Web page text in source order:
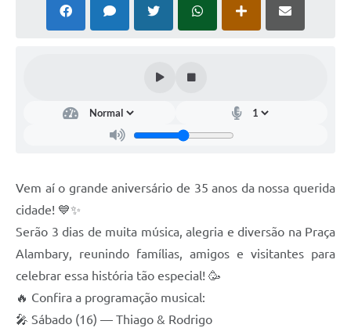
Contas Públicas
Telefones Úteis
Emprega
Agenda
Vem aí o grande aniversário de 35 anos da nossa querida
cidade! 💙✨
Serão 3 dias de muita música, alegria e diversão na Praça
Alambary, reunindo famílias, amigos e visitantes para
celebrar essa história tão especial! 🥳
🔥 Confira a programação musical:
🎤 Sábado (16) — Thiago & Rodrigo